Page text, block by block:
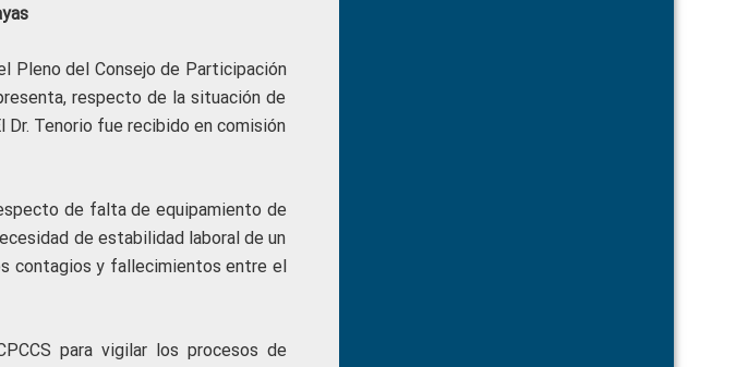
Pleno del Consejo de Participación
respecto de la situación de
Dr. Tenorio fue recibido en comisión
de falta de equipamiento de
de estabilidad laboral de un
contagios y fallecimientos entre el
para vigilar los procesos de